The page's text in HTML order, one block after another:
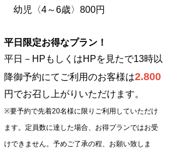
幼児〈4～6歳〉800円
平日限定お得なプラン！
平日－HPもしくはHPを見たで13時以
降御予約にてご利用のお客様は2.800
円でお召し上がりいただけます。
※要予約で先着20名様に限りご利用していただけ
ます。定員数に達した場合、お得プランではお受
けできません。予めご了承の程、お願い致しま
2F 日本料理
TEL 092-482-1165